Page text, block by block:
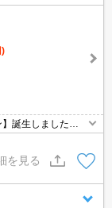
)
誕生しました
あり。♪お問い合
ＥＬ：０６ー４７
を見る